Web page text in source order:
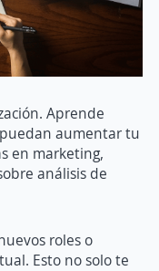
Aprende
aumentar tu
en marketing,
análisis de
roles o
Esto no solo te